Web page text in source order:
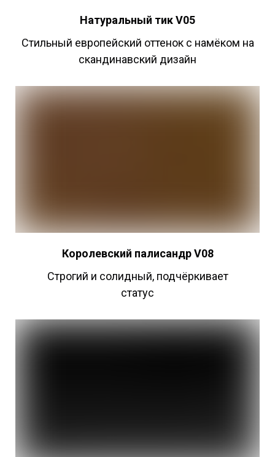
Натуральный тик V05
Стильный европейский оттенок с намёком на
скандинавский дизайн
Королевский палисандр V08
Строгий и солидный, подчёркивает
статус